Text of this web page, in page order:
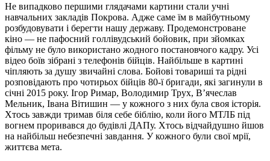
Не випадково першими глядачами картини стали учні
навчальних закладів Покрова. Адже саме їм в майбутньому
розбудовувати і берегти нашу державу. Продемонстроване
кіно — не пафосний голлівудський бойовик, при зйомках
фільму не було використано жодного постановчого кадру. Усі
відео боїв зібрані з телефонів бійців. Найбільше в картині
чіпляють за душу звичайні слова. Бойові товариші та рідні
розповідають про чотирьох бійців 80-ї бригади, які загинули в
січні 2015 року. Ігор Римар, Володимир Трух, В’ячеслав
Мельник, Івана Вітишин — у кожного з них була своя історія.
Хтось завжди тримав біля себе біблію, коли його МТЛБ під
вогнем проривався до будівлі ДАПу. Хтось відчайдушно йшов
на найбільш небезпечні завдання. У кожного були свої мрії,
життєва мета.